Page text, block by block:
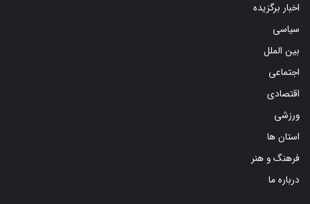
اخبار برگزیده
سیاسی
بین الملل
اجتماعی
اقتصادی
ورزشی
استان ها
فرهنگ و هنر
درباره ما